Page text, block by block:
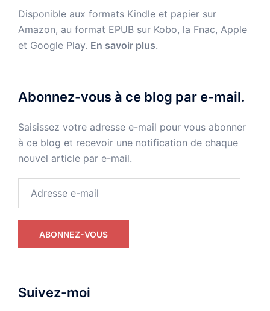
Disponible aux formats Kindle et papier sur
Amazon, au format EPUB sur Kobo, la Fnac, Apple
et Google Play. En savoir plus.
Abonnez-vous à ce blog par e-mail.
Saisissez votre adresse e-mail pour vous abonner
à ce blog et recevoir une notification de chaque
nouvel article par e-mail.
ABONNEZ-VOUS
Suivez-moi